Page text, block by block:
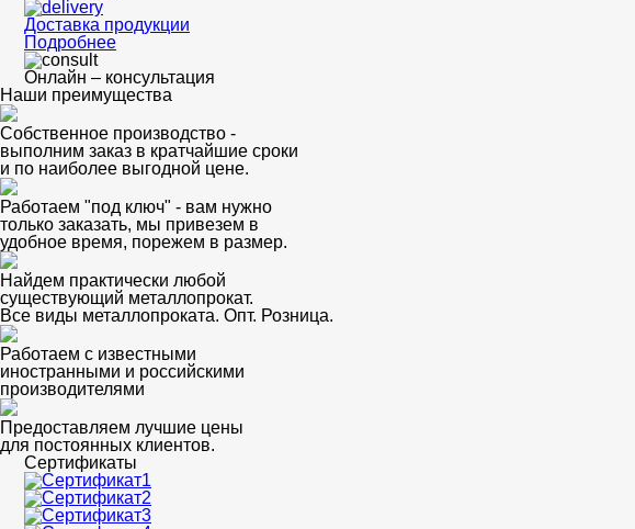
Доставка продукции
Подробнее
Онлайн – консультация
Наши преимущества
Собственное производство -
выполним заказ в кратчайшие сроки
и по наиболее выгодной цене.
Работаем "под ключ" - вам нужно
только заказать, мы привезем в
удобное время, порежем в размер.
Найдем практически любой
существующий металлопрокат.
Все виды металлопроката. Опт. Розница.
Работаем с известными
иностранными и российскими
производителями
Предоставляем лучшие цены
для постоянных клиентов.
Сертификаты